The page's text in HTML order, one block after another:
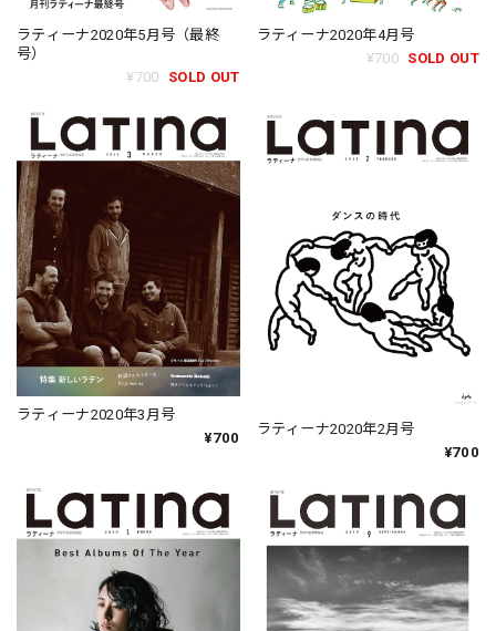
ラティーナ2020年5月号（最終
号）
¥700
SOLD OUT
ラティーナ2020年4月号
¥700 SOLD OUT
ラティーナ2020年3月号
¥700
ラティーナ2020年2月号
¥700